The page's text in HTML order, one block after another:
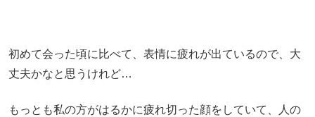
初めて会った頃に比べて、表情に疲れが出ているので、大
丈夫かなと思うけれど…
もっとも私の方がはるかに疲れ切った顔をしていて、人の